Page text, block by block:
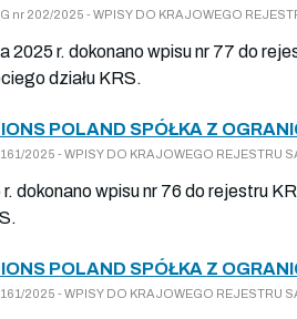
nr 202/2025 - WPISY DO KRAJOWEGO
2025 r. dokonano wpisu nr 77 do
działu KRS.
POLAND SPÓŁKA Z
2025 - WPISY DO KRAJOWEGO
r. dokonano wpisu nr 76 do rejestru
POLAND SPÓŁKA Z
2025 - WPISY DO KRAJOWEGO